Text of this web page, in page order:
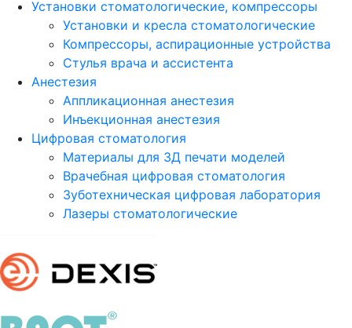
Установки стоматологические, компрессоры
Установки и кресла стоматологические
Компрессоры, аспирационные устройства
Стулья врача и ассистента
Анестезия
Аппликационная анестезия
Инъекционная анестезия
Цифровая стоматология
Материалы для 3Д печати моделей
Врачебная цифровая стоматология
Зуботехническая цифровая лаборатория
Лазеры стоматологические